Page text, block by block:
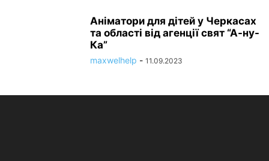
Аніматори для дітей у Черкасах
та області від агенції свят “А-ну-
Ка”
maxwelhelp - 11.09.2023